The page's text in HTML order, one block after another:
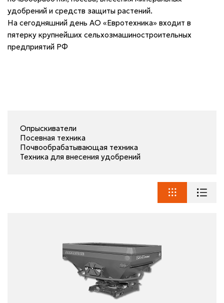
удобрений и средств защиты растений.
На сегодняшний день АО «Евротехника» входит в
пятерку крупнейших сельхозмашиностроительных
предприятий РФ
Опрыскиватели
Посевная техника
Почвообрабатывающая техника
Техника для внесения удобрений